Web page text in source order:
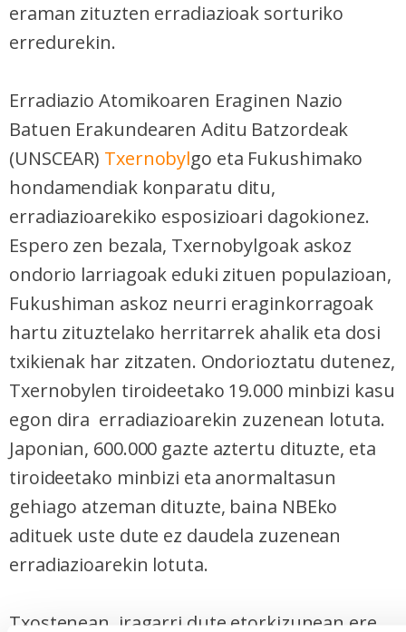
eraman zituzten erradiazioak sorturiko
erredurekin.
Erradiazio Atomikoaren Eraginen Nazio
Batuen Erakundearen Aditu Batzordeak
(UNSCEAR) Txernobylgo eta Fukushimako
hondamendiak konparatu ditu,
erradiazioarekiko esposizioari dagokionez.
Espero zen bezala, Txernobylgoak askoz
ondorio larriagoak eduki zituen populazioan,
Fukushiman askoz neurri eraginkorragoak
hartu zituztelako herritarrek ahalik eta dosi
txikienak har zitzaten. Ondorioztatu dutenez,
Txernobylen tiroideetako 19.000 minbizi kasu
egon dira erradiazioarekin zuzenean lotuta.
Japonian, 600.000 gazte aztertu dituzte, eta
tiroideetako minbizi eta anormaltasun
gehiago atzeman dituzte, baina NBEko
adituek uste dute ez daudela zuzenean
erradiazioarekin lotuta.
Txostenean, iragarri dute etorkizunean ere